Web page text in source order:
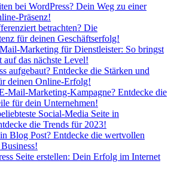
bei WordPress? Dein Weg zu einer
Präsenz!
betrachten? Die
für deinen Geschäftserfolg!
Marketing für Dienstleister: So bringst
auf das nächste Level!
aufgebaut? Entdecke die Stärken und
deinen Online-Erfolg!
Mail-Marketing-Kampagne? Entdecke die
für dein Unternehmen!
Social-Media Seite in
die Trends für 2023!
Blog Post? Entdecke die wertvollen
Seite erstellen: Dein Erfolg im Internet